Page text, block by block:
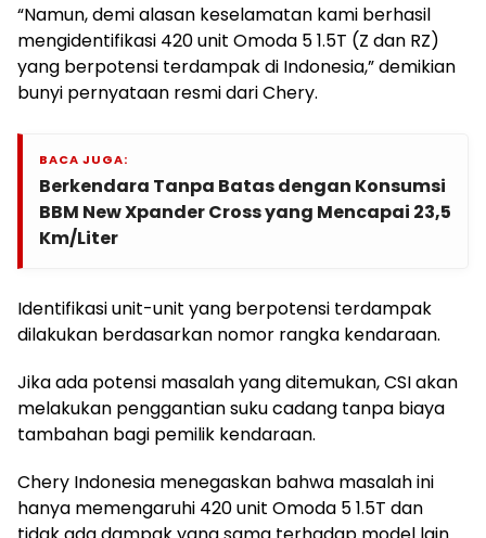
“Namun, demi alasan keselamatan kami berhasil
mengidentifikasi 420 unit Omoda 5 1.5T (Z dan RZ)
yang berpotensi terdampak di Indonesia,” demikian
bunyi pernyataan resmi dari Chery.
BACA JUGA:
Berkendara Tanpa Batas dengan Konsumsi
BBM New Xpander Cross yang Mencapai 23,5
Km/Liter
Identifikasi unit-unit yang berpotensi terdampak
dilakukan berdasarkan nomor rangka kendaraan.
Jika ada potensi masalah yang ditemukan, CSI akan
melakukan penggantian suku cadang tanpa biaya
tambahan bagi pemilik kendaraan.
Chery Indonesia menegaskan bahwa masalah ini
hanya memengaruhi 420 unit Omoda 5 1.5T dan